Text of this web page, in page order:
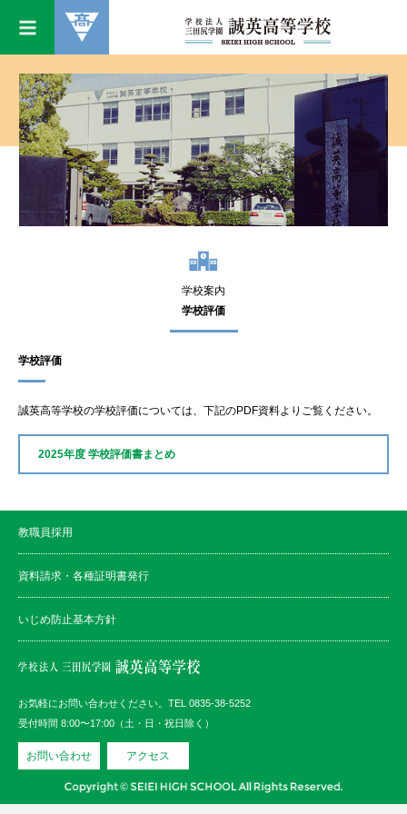
学校案内
学校評価
学校評価
誠英高等学校の学校評価については、下記のPDF資料よりご覧ください。
2025年度 学校評価書まとめ
教職員採用
資料請求・各種証明書発行
いじめ防止基本方針
お気軽にお問い合わせください。TEL 0835-38-5252
受付時間 8:00〜17:00（土・日・祝日除く）
お問い合わせ アクセス